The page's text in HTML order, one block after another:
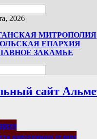
2026
МИТРОПОЛИЯ
ЕПАРХИЯ
ЗАКАМЬЕ